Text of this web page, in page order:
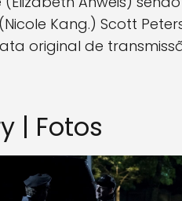
Kang.) Scott
original de
| Fotos